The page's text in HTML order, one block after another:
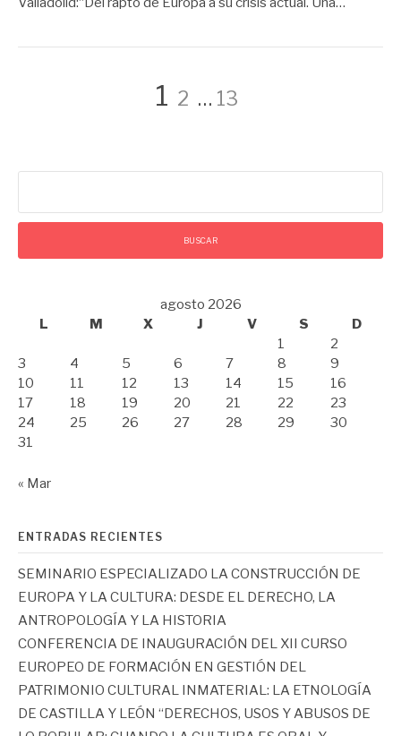
Paginación
de
entradas
Página
1 Página
2 … Página
13
agosto 2026
L
M X J V S
D
1
2
3
4 5 6 7 8
9
10
11 12 13 14 15
16
17
18 19 20 21 22
23
24
25 26 27 28 29
30
31
« Mar
ENTRADAS RECIENTES
SEMINARIO ESPECIALIZADO LA CONSTRUCCIÓN DE
EUROPA Y LA CULTURA: DESDE EL DERECHO, LA
ANTROPOLOGÍA Y LA HISTORIA
CONFERENCIA DE INAUGURACIÓN DEL XII CURSO
EUROPEO DE FORMACIÓN EN GESTIÓN DEL
PATRIMONIO CULTURAL INMATERIAL: LA ETNOLOGÍA
DE CASTILLA Y LEÓN “DERECHOS, USOS Y ABUSOS DE